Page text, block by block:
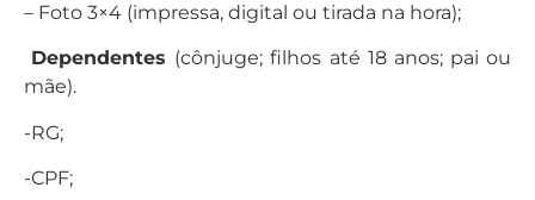
– Foto 3×4 (impressa, digital ou tirada na hora);
Dependentes (cônjuge; filhos até 18 anos; pai ou
mãe).
-RG;
-CPF;